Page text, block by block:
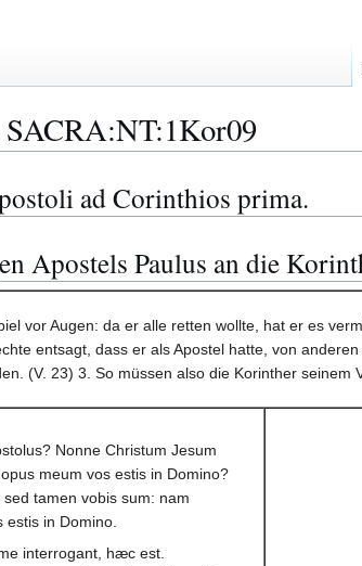
ad Corinthios prima.
Apostels Paulus an die
vor Augen: da er alle retten wollte, hat er es
entsagt, dass er als Apostel hatte, von
(V. 23) 3. So müssen also die Korinther
Nonne Christum Jesum
meum vos estis in Domino?
tamen vobis sum: nam
in Domino.
interrogant, hæc est.